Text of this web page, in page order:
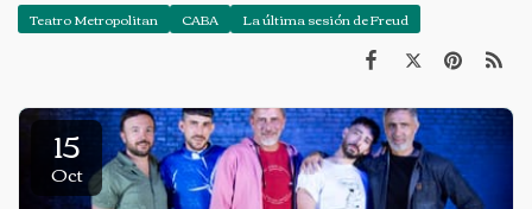
Teatro Metropolitan CABA La última sesión de Freud
15
Oct